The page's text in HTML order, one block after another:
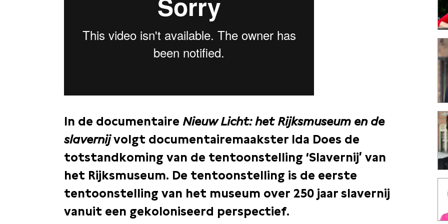
In de documentaire Nieuw Licht: het Rijksmuseum en de
slavernijvolgt documentairemaakster Ida Does de
totstandkoming van de tentoonstelling ‘Slavernij’ van
het Rijksmuseum. De tentoonstelling is de eerste
tentoonstelling van het museum over 250 jaar slavernij
vanuit een gekoloniseerd perspectief.